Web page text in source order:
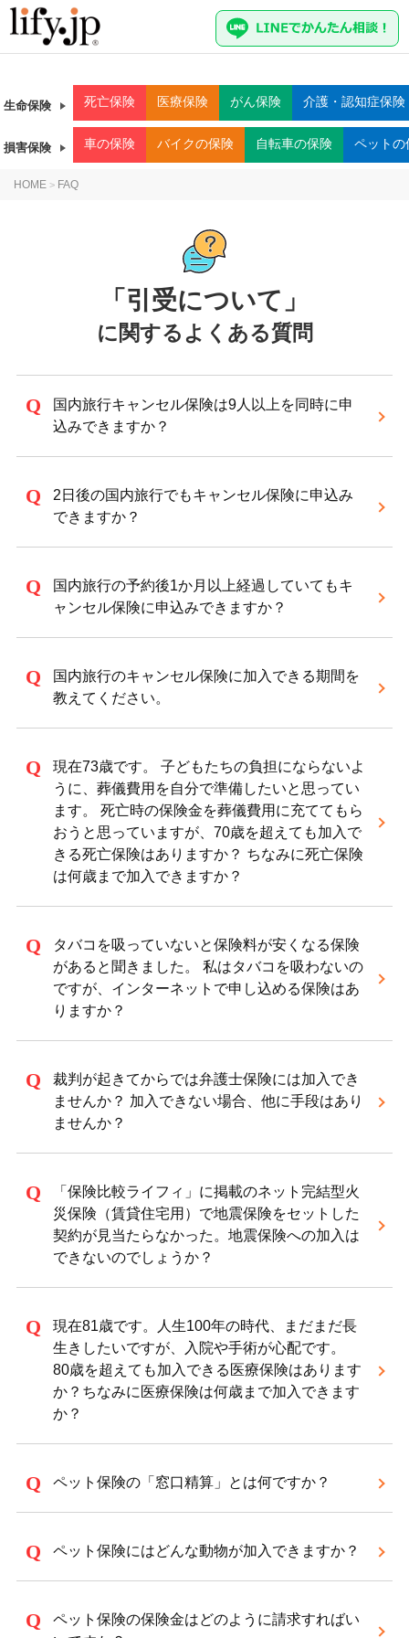
生命保険 死亡保険 医療保険 がん保険 介護・認知症保険
損害保険 車の保険 バイクの保険 自転車の保険 ペットの
HOME > FAQ
「引受について」
に関するよくある質問
国内旅行キャンセル保険は9人以上を同時に申
込みできますか？
2日後の国内旅行でもキャンセル保険に申込み
できますか？
国内旅行の予約後1か月以上経過していてもキ
ャンセル保険に申込みできますか？
国内旅行のキャンセル保険に加入できる期間を
教えてください。
現在73歳です。 子どもたちの負担にならないよ
うに、葬儀費用を自分で準備したいと思ってい
ます。 死亡時の保険金を葬儀費用に充ててもら
おうと思っていますが、70歳を超えても加入で
きる死亡保険はありますか？ ちなみに死亡保険
は何歳まで加入できますか？
タバコを吸っていないと保険料が安くなる保険
があると聞きました。 私はタバコを吸わないの
ですが、インターネットで申し込める保険はあ
りますか？
裁判が起きてからでは弁護士保険には加入でき
ませんか？ 加入できない場合、他に手段はあり
ませんか？
「保険比較ライフィ」に掲載のネット完結型火
災保険（賃貸住宅用）で地震保険をセットした
契約が見当たらなかった。地震保険への加入は
できないのでしょうか？
現在81歳です。人生100年の時代、まだまだ長
生きしたいですが、入院や手術が心配です。
80歳を超えても加入できる医療保険はあります
か？ちなみに医療保険は何歳まで加入できます
か？
ペット保険の「窓口精算」とは何ですか？
ペット保険にはどんな動物が加入できますか？
ペット保険の保険金はどのように請求すればい